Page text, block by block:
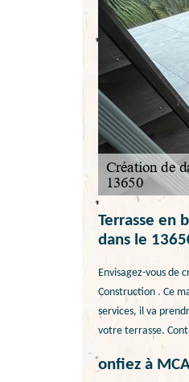
Terrasse en
dans le
Envisagez-vous de
Construction . Ce
services, il va
votre terrasse.
onfiez à